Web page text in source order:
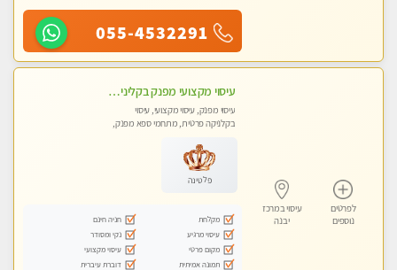
055-4532291
לפרטים
נוספים
עיסוי במרכז
יבנה
עיסוי מקצועי מפנק בקליניקה פרטית שירות vip לרציניים בלבד! מומלץ!! ללא מין
עיסוי מפנק, עיסוי מקצועי, עיסוי
בקלניקה פרטית, מתחמי ספא מפנק,
פלטינה
מקלחת
חניה חינם
עיסוי מרגיע
נקי ומסודר
מקום פרטי
עיסוי מקצועי
תמונה אמיתית
דוברת עיברית